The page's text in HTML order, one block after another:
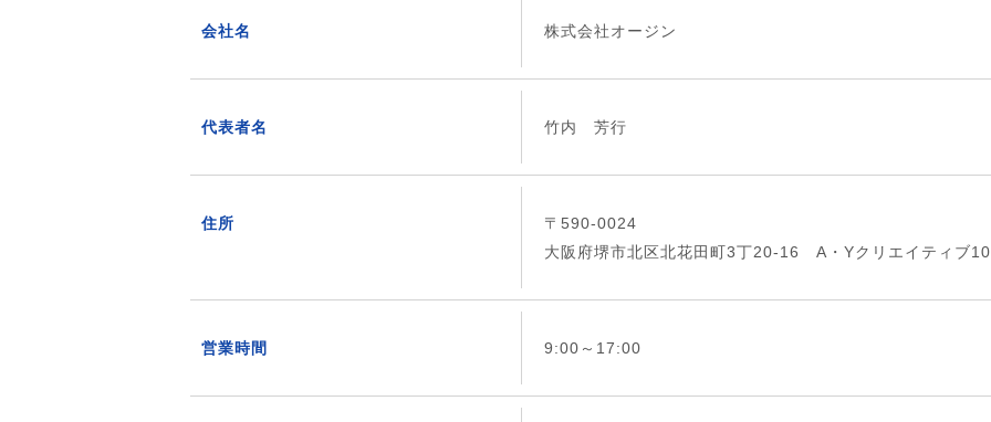
会社名 株式会社オージン
代表者名 竹内 芳行
住所
〒590-0024
大阪府堺市北区北花田町3丁20-16 A・Yクリエイティブ
営業時間 9:00～17:00